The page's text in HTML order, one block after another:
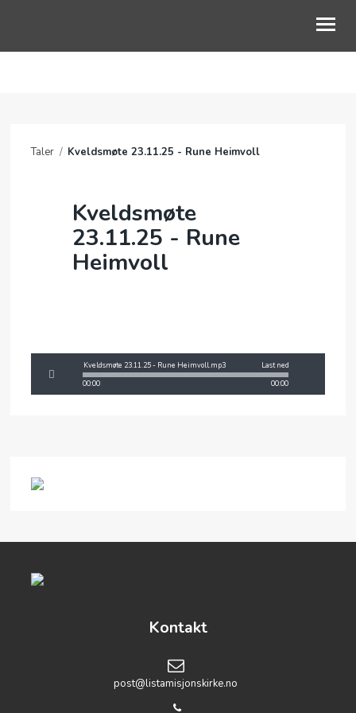
KALENDER
JEG VIL BIDRA
Taler / Kveldsmøte 23.11.25 - Rune Heimvoll
Kveldsmøte
23.11.25 - Rune
Heimvoll
00:00 00:00
Kveldsmøte 23.11.25 - Rune Heimvoll.mp3 Last ned
Kontakt
post@listamisjonskirke.no